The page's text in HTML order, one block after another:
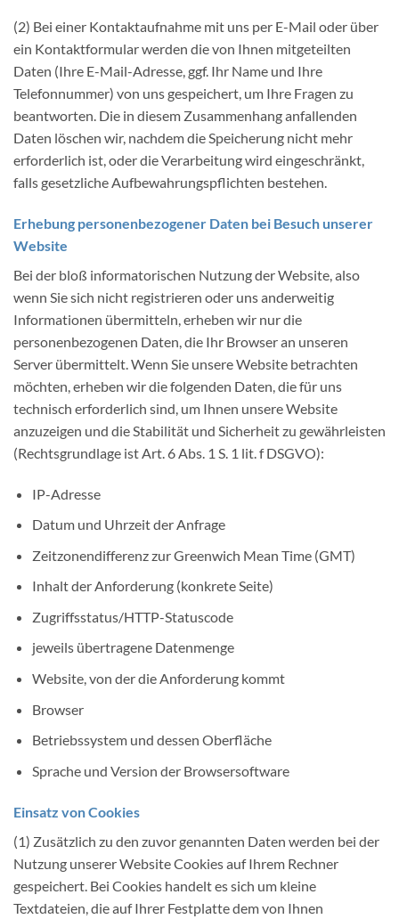
(2) Bei einer Kontaktaufnahme mit uns per E-Mail oder über
ein Kontaktformular werden die von Ihnen mitgeteilten
Daten (Ihre E-Mail-Adresse, ggf. Ihr Name und Ihre
Telefonnummer) von uns gespeichert, um Ihre Fragen zu
beantworten. Die in diesem Zusammenhang anfallenden
Daten löschen wir, nachdem die Speicherung nicht mehr
erforderlich ist, oder die Verarbeitung wird eingeschränkt,
falls gesetzliche Aufbewahrungspflichten bestehen.
Erhebung personenbezogener Daten bei Besuch unserer
Website
Bei der bloß informatorischen Nutzung der Website, also
wenn Sie sich nicht registrieren oder uns anderweitig
Informationen übermitteln, erheben wir nur die
personenbezogenen Daten, die Ihr Browser an unseren
Server übermittelt. Wenn Sie unsere Website betrachten
möchten, erheben wir die folgenden Daten, die für uns
technisch erforderlich sind, um Ihnen unsere Website
anzuzeigen und die Stabilität und Sicherheit zu gewährleisten
(Rechtsgrundlage ist Art. 6 Abs. 1 S. 1 lit. f DSGVO):
IP-Adresse
Datum und Uhrzeit der Anfrage
Zeitzonendifferenz zur Greenwich Mean Time (GMT)
Inhalt der Anforderung (konkrete Seite)
Zugriffsstatus/HTTP-Statuscode
jeweils übertragene Datenmenge
Website, von der die Anforderung kommt
Browser
Betriebssystem und dessen Oberfläche
Sprache und Version der Browsersoftware
Einsatz von Cookies
(1) Zusätzlich zu den zuvor genannten Daten werden bei der
Nutzung unserer Website Cookies auf Ihrem Rechner
gespeichert. Bei Cookies handelt es sich um kleine
Textdateien, die auf Ihrer Festplatte dem von Ihnen